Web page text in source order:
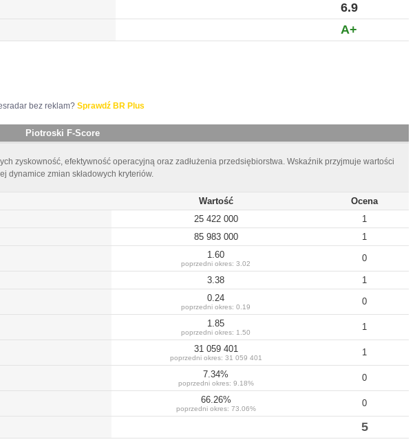
6.9
A+
bez reklam? Sprawdź BR Plus
Piotroski F-Score
zyskowność, efektywność operacyjną oraz zadłużenia przedsiębiorstwa. Wskaźnik przyjmuje wartości
dynamice zmian składowych kryteriów.
Wartość
Ocena
25 422 000
1
85 983 000 1
1.60
poprzedni okres: 3.02
0
3.38 1
0.24
poprzedni okres: 0.19
0
1.85
poprzedni okres: 1.50
1
31 059 401
poprzedni okres: 31 059 401
1
7.34%
poprzedni okres: 9.18%
0
66.26%
poprzedni okres: 73.06%
0
5